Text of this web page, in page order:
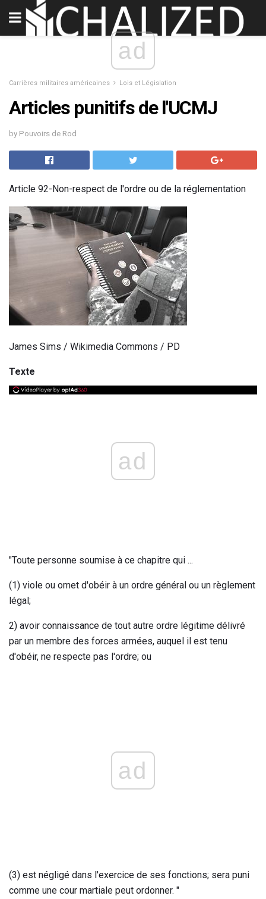
ad
Carrières militaires américaines Lois et Législation
Articles punitifs de l'UCMJ
by Pouvoirs de Rod
Article 92-Non-respect de l'ordre ou de la réglementation
James Sims / Wikimedia Commons / PD
Texte
ad
"Toute personne soumise à ce chapitre qui ...
(1) viole ou omet d'obéir à un ordre général ou un règlement
légal;
2) avoir connaissance de tout autre ordre légitime délivré
par un membre des forces armées, auquel il est tenu
d'obéir, ne respecte pas l'ordre; ou
ad
(3) est négligé dans l'exercice de ses fonctions; sera puni
comme une cour martiale peut ordonner. "